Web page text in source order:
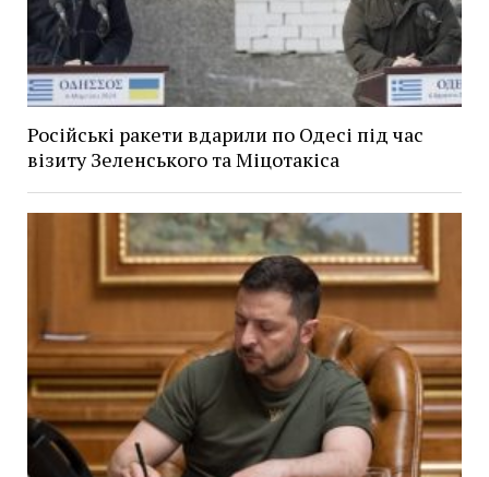
Російські ракети вдарили по Одесі під час
візиту Зеленського та Міцотакіса